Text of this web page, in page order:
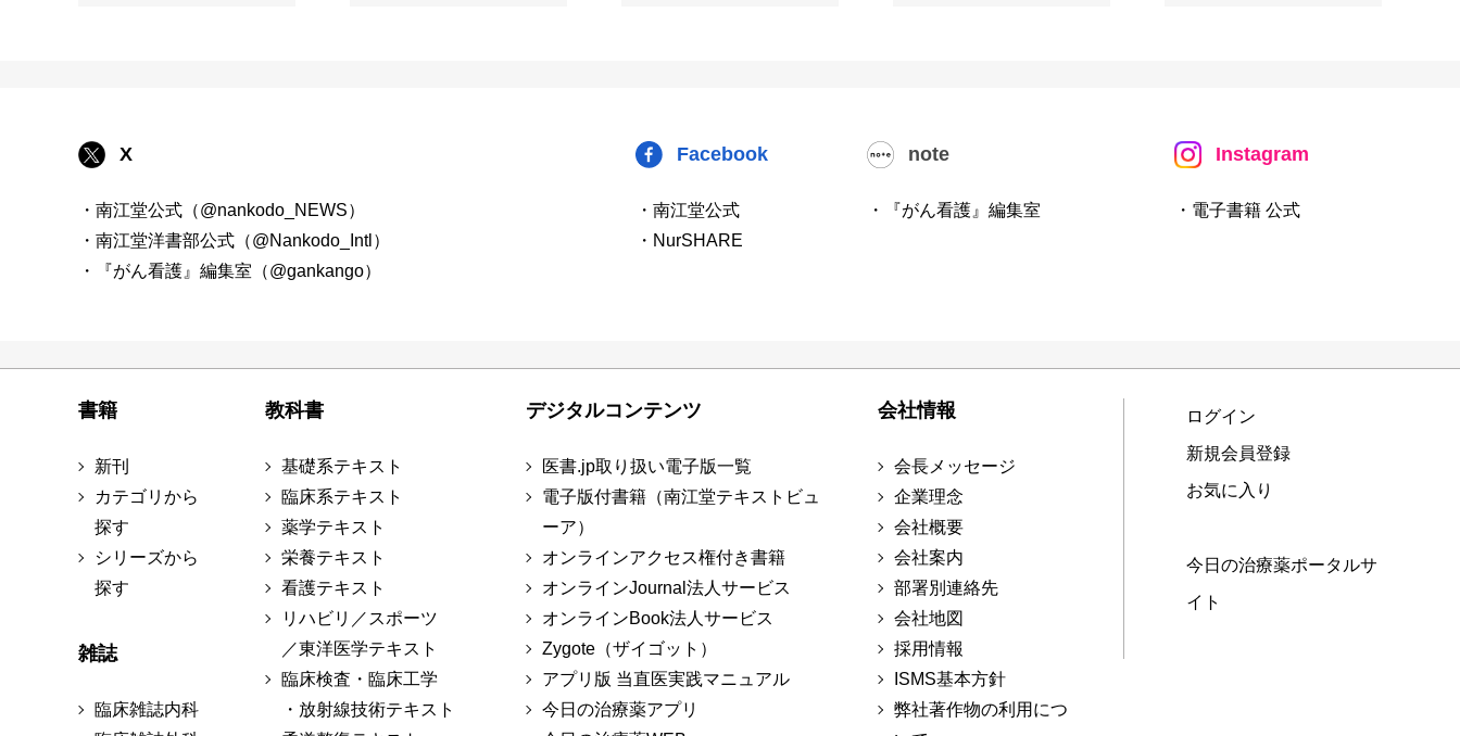
X
・南江堂公式（@nankodo_NEWS）
・南江堂洋書部公式（@Nankodo_Intl）
・『がん看護』編集室（@gankango）
Facebook
・南江堂公式
・NurSHARE
note
・『がん看護』編集室
Instagram
・電子書籍 公式
書籍
新刊
カテゴリから
探す
シリーズから
探す
雑誌
臨床雑誌内科
教科書
基礎系テキスト
臨床系テキスト
薬学テキスト
栄養テキスト
看護テキスト
リハビリ／スポーツ
／東洋医学テキスト
臨床検査・臨床工学
・放射線技術テキスト
デジタルコンテンツ
医書.jp取り扱い電子版一覧
電子版付書籍（南江堂テキストビュ
ーア）
オンラインアクセス権付き書籍
オンラインJournal法人サービス
オンラインBook法人サービス
Zygote（ザイゴット）
アプリ版 当直医実践マニュアル
今日の治療薬アプリ
会社情報
会長メッセージ
企業理念
会社概要
会社案内
部署別連絡先
会社地図
採用情報
ISMS基本方針
弊社著作物の利用につ
ログイン
新規会員登録
お気に入り
今日の治療薬ポータルサ
イト